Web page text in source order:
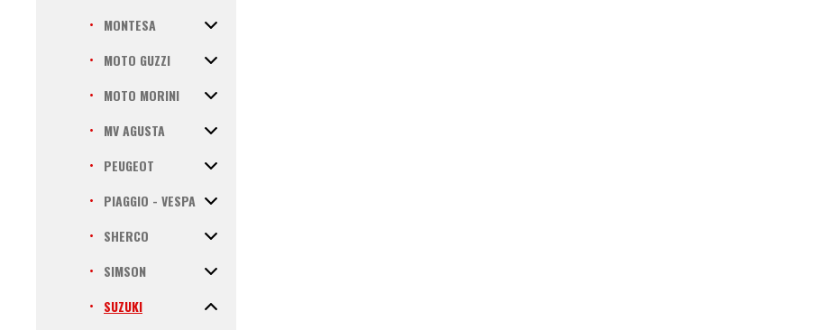
MONTESA
MOTO GUZZI
MOTO MORINI
MV AGUSTA
PEUGEOT
PIAGGIO - VESPA
SHERCO
SIMSON
SUZUKI